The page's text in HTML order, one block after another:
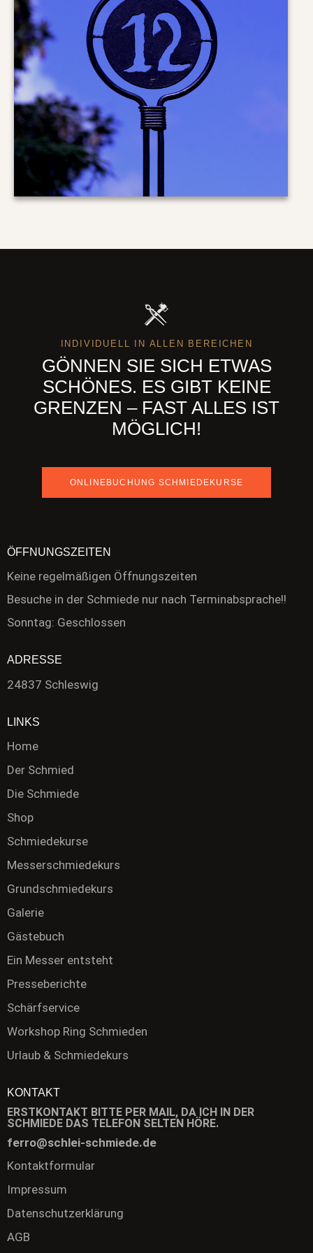
INDIVIDUELL IN ALLEN BEREICHEN
GÖNNEN SIE SICH ETWAS
SCHÖNES. ES GIBT KEINE
GRENZEN – FAST ALLES IST
MÖGLICH!
ONLINEBUCHUNG SCHMIEDEKURSE
ÖFFNUNGSZEITEN
Keine regelmäßigen Öffnungszeiten
Besuche in der Schmiede nur nach Terminabsprache!!
Sonntag: Geschlossen
ADRESSE
24837 Schleswig
LINKS
Home
Der Schmied
Die Schmiede
Shop
Schmiedekurse
Messerschmiedekurs
Grundschmiedekurs
Galerie
Gästebuch
Ein Messer entsteht
Presseberichte
Schärfservice
Workshop Ring Schmieden
Urlaub & Schmiedekurs
KONTAKT
ERSTKONTAKT BITTE PER MAIL, DA ICH IN DER
SCHMIEDE DAS TELEFON SELTEN HÖRE.
ferro@schlei-schmiede.de
Kontaktformular
Impressum
Datenschutzerklärung
AGB